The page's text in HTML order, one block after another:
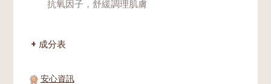
抗氧因子，舒緩調理肌膚
成分表
安心資訊